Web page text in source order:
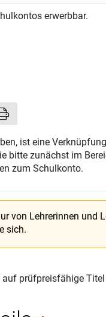
erwerbbar.
ist eine
bitte zunächst im
zum Schulkonto.
von Lehrerinnen und
sich.
auf prüfpreisfähige